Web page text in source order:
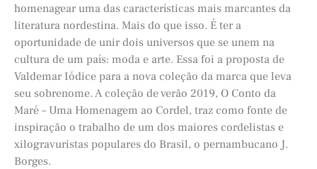
homenagear uma das características mais marcantes da
literatura nordestina. Mais do que isso. É ter a
oportunidade de unir dois universos que se unem na
cultura de um país: moda e arte. Essa foi a proposta de
Valdemar Iódice para a nova coleção da marca que leva
seu sobrenome. A coleção de verão 2019, O Conto da
Maré – Uma Homenagem ao Cordel, traz como fonte de
inspiração o trabalho de um dos maiores cordelistas e
xilogravuristas populares do Brasil, o pernambucano J.
Borges.